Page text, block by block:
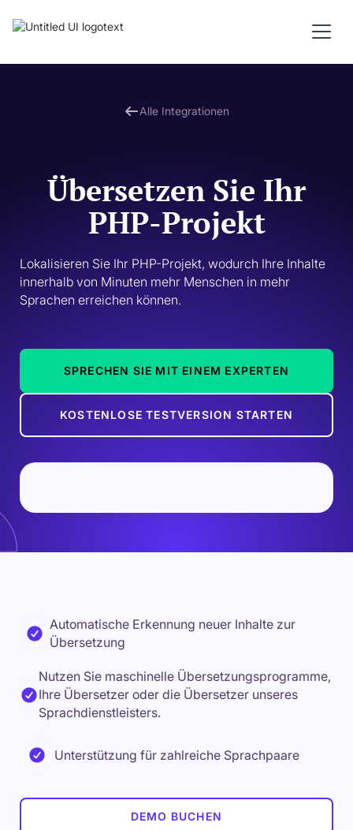
Alle Integrationen
Übersetzen Sie Ihr
PHP-Projekt
Lokalisieren Sie Ihr PHP-Projekt, wodurch Ihre Inhalte
innerhalb von Minuten mehr Menschen in mehr
Sprachen erreichen können.
SPRECHEN SIE MIT EINEM EXPERTEN
KOSTENLOSE TESTVERSION STARTEN
Automatische Erkennung neuer Inhalte zur
Übersetzung
Nutzen Sie maschinelle Übersetzungsprogramme,
Ihre Übersetzer oder die Übersetzer unseres
Sprachdienstleisters.
Unterstützung für zahlreiche Sprachpaare
DEMO BUCHEN